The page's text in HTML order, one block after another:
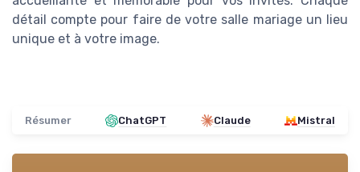
détail compte pour faire de votre salle mariage un lieu
unique et à votre image.
Résumer ChatGPT Claude Mistral